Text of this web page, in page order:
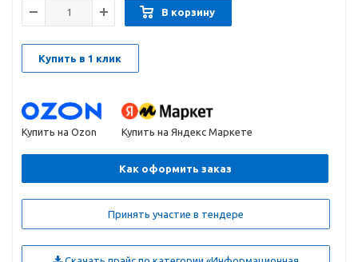
В корзину
Купить в 1 клик
Купить на Ozon Купить на Яндекс Маркете
Как оформить заказ
Принять участие в тендере